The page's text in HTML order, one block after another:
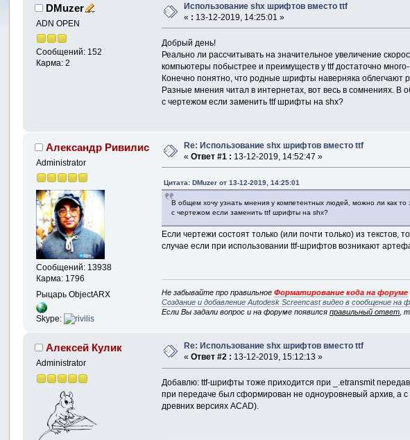
DMuzer
ADN OPEN
Сообщений: 152
Карма: 2
Использование shx шрифтов вместо ttf
« : 13-12-2019, 14:25:01 »
Добрый день!
Реально ли рассчитывать на значительное увеличение
компьютеры побыстрее и преимуществ у ttf достаточно много-
Конечно понятно, что родные шрифты наверняка облегчают
Разные мнения читал в интернетах, вот весь в сомнениях. В
с чертежом если заменить ttf шрифты на shx?
Александр Ривилис
Administrator
Сообщений: 13938
Карма: 1796
Рыцарь ObjectARX
Skype:
Re: Использование shx шрифтов вместо ttf
«Ответ #1 : 13-12-2019, 14:52:47 »
Цитата: DMuzer от 13-12-2019, 14:25:01
В общем хочу узнать мнения у компетентных людей, можно ли как то
с чертежом если заменить ttf шрифты на shx?
Если чертежи состоят только (или почти только) из
случае если при использовании ttf-шрифтов возникают
Не забывайте про правильноеФорматирование кода на форуме
Создание и добавление Autodesk Screencast видео в сообщение на
Если Вы задали вопрос и на форуме появилсяправильный ответ ,
Алексей Кулик
Administrator
Re: Использование shx шрифтов вместо ttf
«Ответ #2 : 13-12-2019, 15:12:13 »
Добавлю: ttf-шрифты тоже приходится при _.etransmit
при передаче был сформирован не одноуровневый архив, а
древних версиях ACAD).